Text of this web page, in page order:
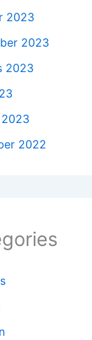
2023
2023
2023
2022